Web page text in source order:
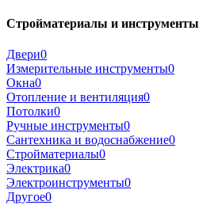
Стройматериалы и инструменты
Двери0
Измерительные инструменты0
Окна0
Отопление и вентиляция0
Потолки0
Ручные инструменты0
Сантехника и водоснабжение0
Стройматериалы0
Электрика0
Электроинструменты0
Другое0